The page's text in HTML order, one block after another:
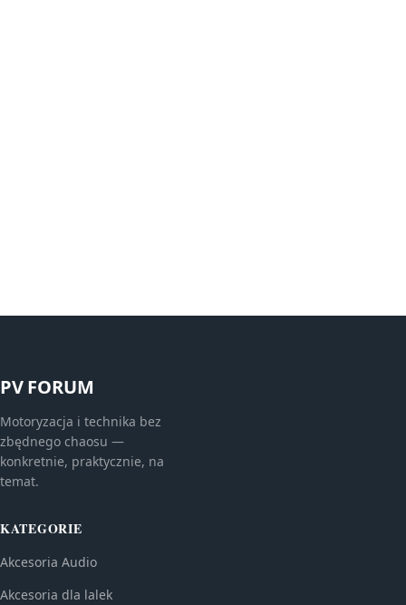
PV FORUM
Motoryzacja i technika bez
zbędnego chaosu —
konkretnie, praktycznie, na
temat.
KATEGORIE
Akcesoria Audio
Akcesoria dla lalek